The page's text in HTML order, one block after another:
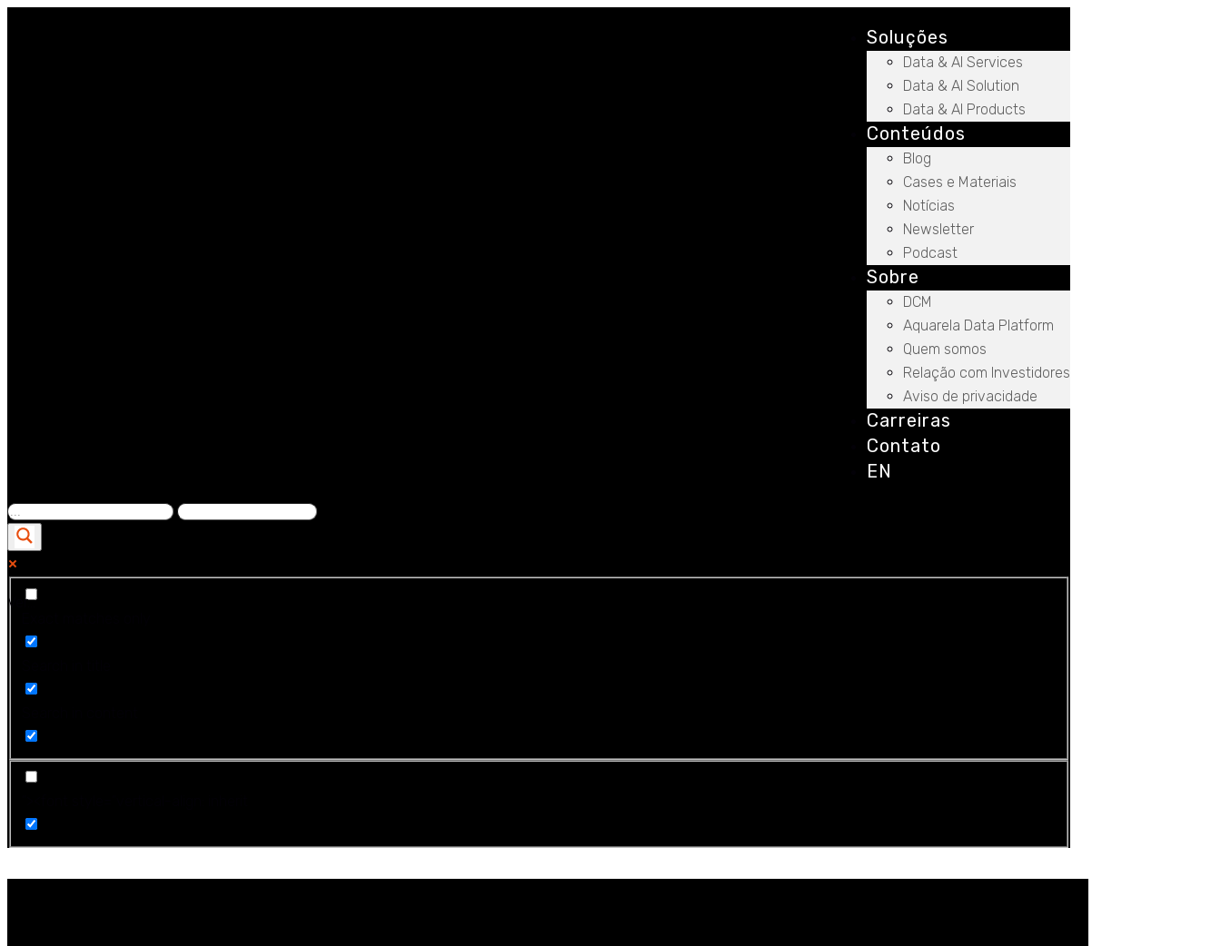
Soluções
Data & AI Services
Data & AI Solution
Data & AI Products
Conteúdos
Blog
Cases e Materiais
Notícias
Newsletter
Podcast
Sobre
DCM
Aquarela Data Platform
Quem somos
Relação com Investidores
Aviso de privacidade
Carreiras
Contato
EN
Ver...